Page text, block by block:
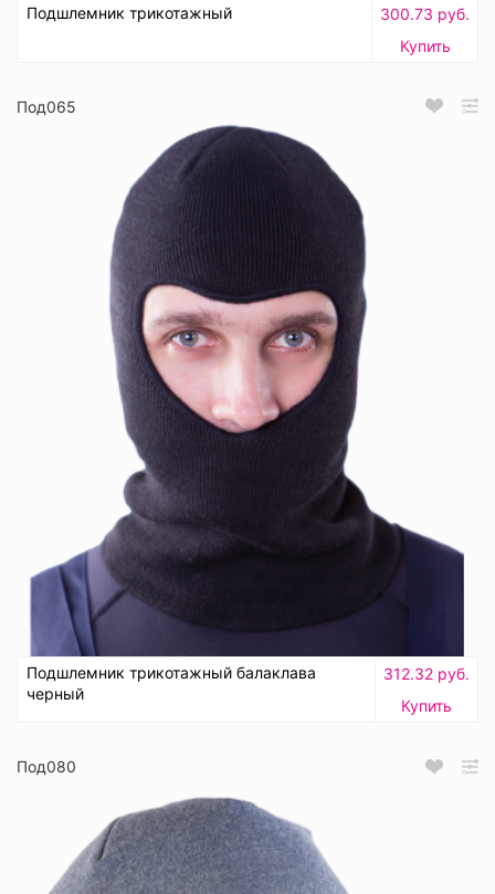
Подшлемник трикотажный
300.73 руб.
Купить
Под065
Подшлемник трикотажный балаклава
черный
312.32 руб.
Купить
Под080